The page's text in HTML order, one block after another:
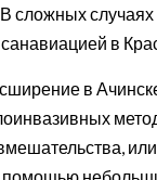
сложных случаях
в
в
или